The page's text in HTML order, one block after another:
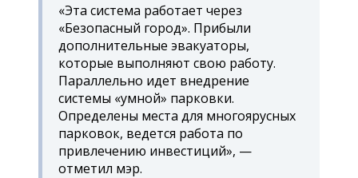
«Эта система работает через
«Безопасный город». Прибыли
дополнительные эвакуаторы,
которые выполняют свою работу.
Параллельно идет внедрение
системы «умной» парковки.
Определены места для многоярусных
парковок, ведется работа по
привлечению инвестиций», —
отметил мэр.